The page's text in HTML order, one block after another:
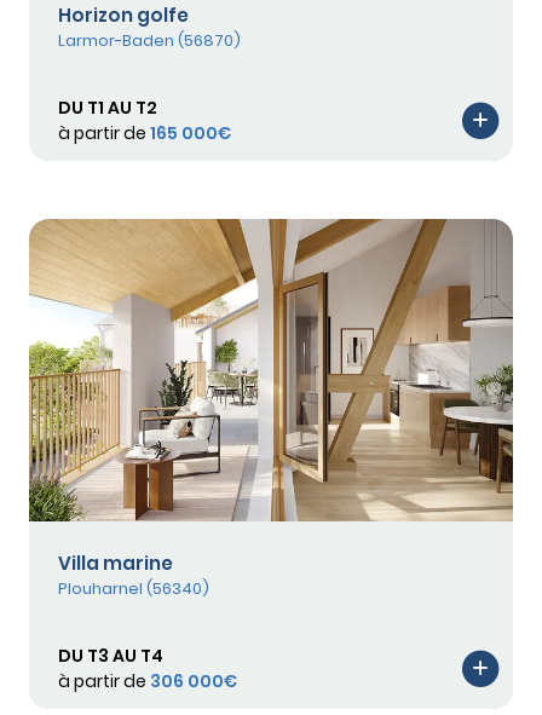
Horizon golfe
Larmor-Baden (56870)
DU T1 AU T2
à partir de 165 000€
Villa marine
Plouharnel (56340)
DU T3 AU T4
à partir de 306 000€